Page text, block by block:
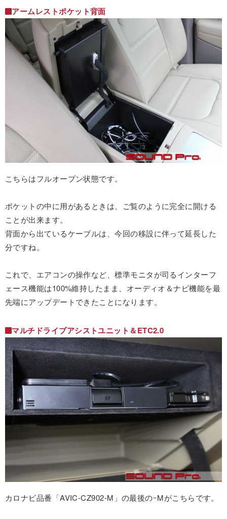
アームレストポケット背面
こちらはフルオープン状態です。
ポケットの中に用があるときは、ご覧のように完全に開ける
ことが出来ます。
背面から出ているケーブルは、今回の移設に伴って延長した
分ですね。
これで、エアコンの操作など、標準モニタが司るインターフ
ェース機能は100%維持したまま、オーディオ＆ナビ機能を最
先端にアップデートできたことになります。
マルチドライブアシストユニット＆ETC2.0
カロナビ品番「AVIC-CZ902-M」の最後のｰMがこちらです。